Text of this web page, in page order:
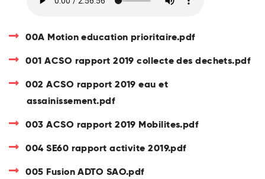
00A Motion education prioritaire.pdf
001 ACSO rapport 2019 collecte des dechets.pdf
002 ACSO rapport 2019 eau et
assainissement.pdf
003 ACSO rapport 2019 Mobilites.pdf
004 SE60 rapport activite 2019.pdf
005 Fusion ADTO SAO.pdf